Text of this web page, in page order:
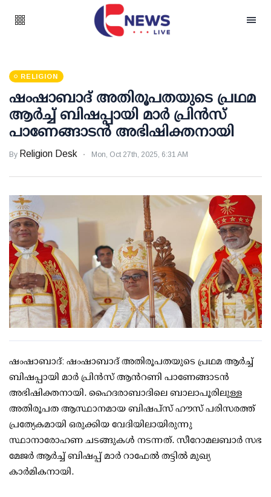
RELIGION
ഷംഷാബാദ് അതിരൂപതയുടെ പ്രഥമ
ആർച്ച് ബിഷപ്പായി മാർ പ്രിൻസ്
പാണേങ്ങാടൻ അഭിഷിക്തനായി
By Religion Desk Mon, Oct 27th, 2025, 6:31 AM
ഷംഷാബാദ്: ഷംഷാബാദ് അതിരൂപതയുടെ പ്രഥമ ആർച്ച്
ബിഷപ്പായി മാർ പ്രിൻസ് ആൻറണി പാണേങ്ങാടൻ
അഭിഷിക്തനായി. ഹൈദരാബാദിലെ ബാലാപൂരിലുള്ള
അതിരൂപത ആസ്ഥാനമായ ബിഷപ്‌സ് ഹൗസ് പരിസരത്ത്
പ്രത്യേകമായി ഒരുക്കിയ വേദിയിലായിരുന്നു
സ്ഥാനാരോഹണ ചടങ്ങുകൾ നടന്നത്. സീറോമലബാർ സഭ
മേജർ ആർച്ച് ബിഷപ്പ് മാർ റാഫേൽ തട്ടിൽ മുഖ്യ
കാർമികനായി.